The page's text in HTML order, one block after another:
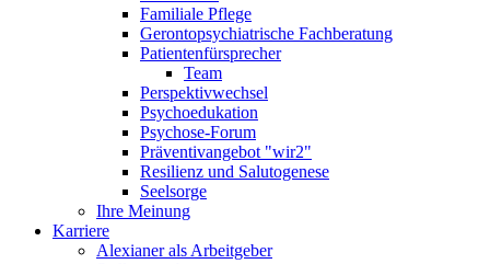
Familiale Pflege
Gerontopsychiatrische Fachberatung
Patientenfürsprecher
Team
Perspektivwechsel
Psychoedukation
Psychose-Forum
Präventivangebot "wir2"
Resilienz und Salutogenese
Seelsorge
Ihre Meinung
Karriere
Alexianer als Arbeitgeber